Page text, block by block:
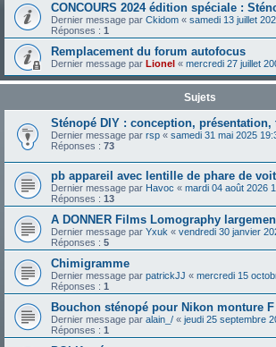
CONCOURS 2024 édition spéciale :
Dernier message par Ckidom « samedi 13 juillet
Réponses : 1
Remplacement du forum autofocus
Dernier message par Lionel « mercredi 27 juillet
Sujets
Sténopé DIY : conception, présentation,
Dernier message par rsp « samedi 31 mai 2025
Réponses : 73
pb appareil avec lentille de phare de
Dernier message par Havoc « mardi 04 août 2026
Réponses : 13
A DONNER Films Lomography
Dernier message par Yxuk « vendredi 30 janvier
Réponses : 5
Chimigramme
Dernier message par patrickJJ « mercredi 15
Réponses : 1
Bouchon sténopé pour Nikon monture F
Dernier message par alain_/ « jeudi 25 septembre
Réponses : 1